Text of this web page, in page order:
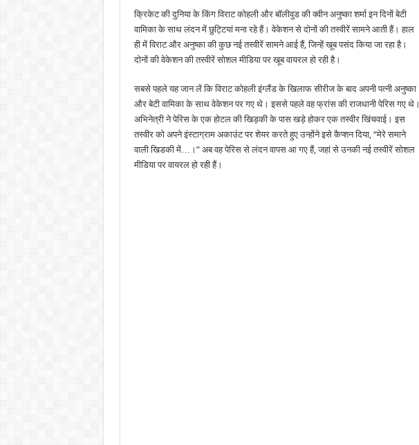
क्रिकेट की दुनिया के किंग विराट कोहली और बॉलीवुड की क्वीन अनुष्का शर्मा इन दिनों बेटी
वामिका के साथ लंदन में छुट्टियां मना रहे हैं। वेकेशन से दोनों की तस्वीरें सामने आती हैं। हाल
ही में विराट और अनुष्का की कुछ नई तस्वीरें सामने आई हैं, जिन्हें खूब पसंद किया जा रहा है।
दोनों की वेकेशन की तस्वीरें सोशल मीडिया पर खूब वायरल हो रही है।
सबसे पहले यह जान लें कि विराट कोहली इंग्लैंड के खिलाफ सीरीज के बाद अपनी पत्नी अनुष्का
और बेटी वामिका के साथ वेकेशन पर गए थे। इससे पहले वह फ्रांस की राजधानी पेरिस गए थे।
अभिनेत्री ने पेरिस के एक होटल की खिड़की के पास खड़े होकर एक तस्वीर खिंचवाई। इस
तस्वीर को अपने इंस्टाग्राम अकाउंट पर शेयर करते हुए उन्होंने इसे कैप्शन दिया, “मेरे समाने
वाली खिडकी में…।” अब वह पेरिस से लंदन वापस आ गए हैं, जहां से उनकी नई तस्वीरें सोशल
मीडिया पर वायरल हो रही हैं।